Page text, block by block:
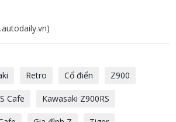
Retro Cổ điển Z900
Cafe Kawasaki Z900RS